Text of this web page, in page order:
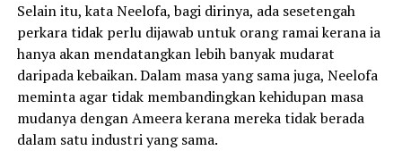
Selain itu, kata Neelofa, bagi dirinya, ada sesetengah
perkara tidak perlu dijawab untuk orang ramai kerana ia
hanya akan mendatangkan lebih banyak mudarat
daripada kebaikan. Dalam masa yang sama juga, Neelofa
meminta agar tidak membandingkan kehidupan masa
mudanya dengan Ameera kerana mereka tidak berada
dalam satu industri yang sama.